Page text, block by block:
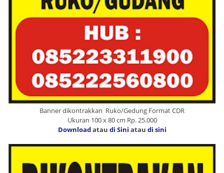
Banner dikontrakkan Ruko/Gedung Format CDR
Ukuran 100 x 80 cm Rp. 25.000
Downloadatau di Sini atau di sini